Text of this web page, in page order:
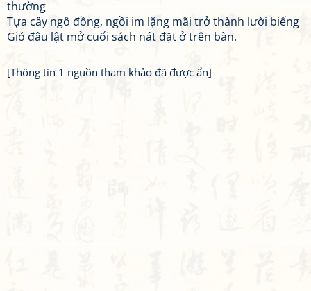
thường
Tựa cây ngô đồng, ngồi im lặng mãi trở thành lười biếng
Gió đâu lật mở cuối sách nát đặt ở trên bàn.
[Thông tin 1 nguồn tham khảo đã được ẩn]